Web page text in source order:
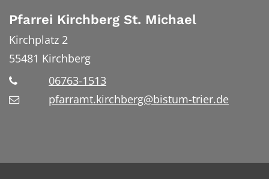
Pfarrei Kirchberg St. Michael
Kirchplatz 2
55481 Kirchberg
06763-1513
pfarramt.kirchberg@bistum-trier.de